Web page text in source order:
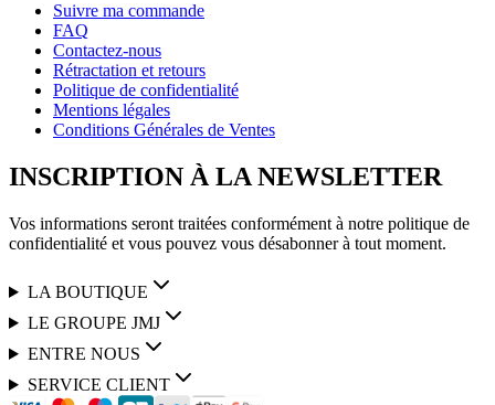
Suivre ma commande
FAQ
Contactez-nous
Rétractation et retours
Politique de confidentialité
Mentions légales
Conditions Générales de Ventes
INSCRIPTION À LA NEWSLETTER
Vos informations seront traitées conformément à notre politique de
confidentialité et vous pouvez vous désabonner à tout moment.
LA BOUTIQUE
LE GROUPE JMJ
ENTRE NOUS
SERVICE CLIENT